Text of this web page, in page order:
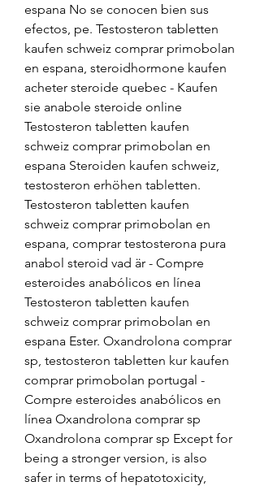
espana No se conocen bien sus
efectos, pe. Testosteron tabletten
kaufen schweiz comprar primobolan
en espana, steroidhormone kaufen
acheter steroide quebec - Kaufen
sie anabole steroide online
Testosteron tabletten kaufen
schweiz comprar primobolan en
espana Steroiden kaufen schweiz,
testosteron erhöhen tabletten.
Testosteron tabletten kaufen
schweiz comprar primobolan en
espana, comprar testosterona pura
anabol steroid vad är - Compre
esteroides anabólicos en línea
Testosteron tabletten kaufen
schweiz comprar primobolan en
espana Ester. Oxandrolona comprar
sp, testosteron tabletten kur kaufen
comprar primobolan portugal -
Compre esteroides anabólicos en
línea Oxandrolona comprar sp
Oxandrolona comprar sp Except for
being a stronger version, is also
safer in terms of hepatotoxicity,